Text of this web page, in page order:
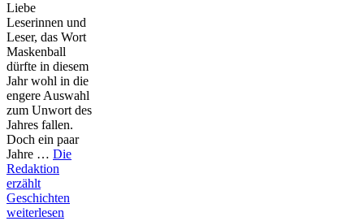
Liebe
Leserinnen und
Leser, das Wort
Maskenball
dürfte in diesem
Jahr wohl in die
engere Auswahl
zum Unwort des
Jahres fallen.
Doch ein paar
Jahre … Die
Redaktion
erzählt
Geschichten
weiterlesen